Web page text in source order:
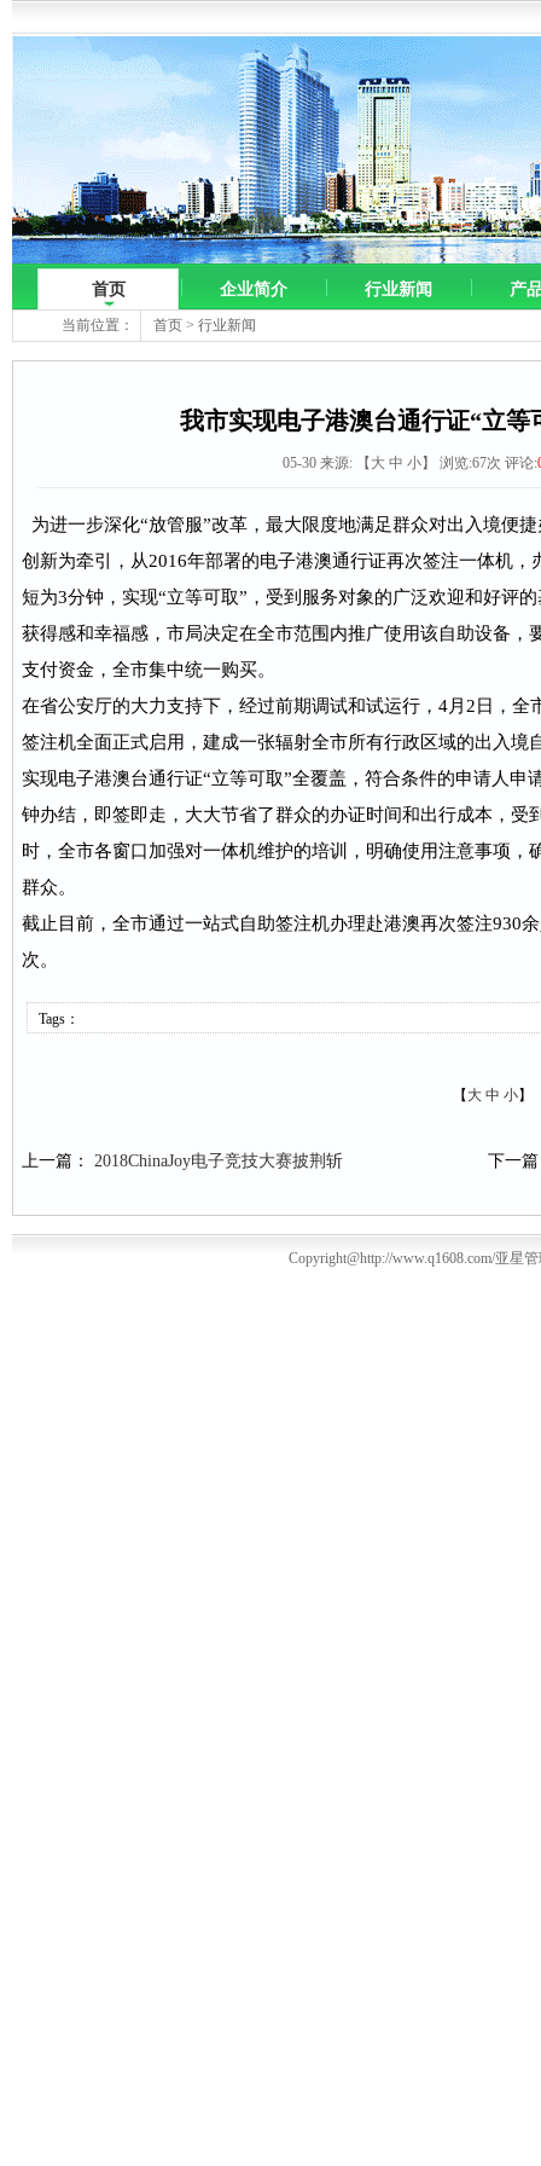
首页 企业简介 行业新闻 产
当前位置： 首页 > 行业新闻
我市实现电子港澳台通行证“立等
05-30 来源: 【 大 中 小】 浏览:67次 评论:
为进一步深化“放管服”改革，最大限度地满足群众对出入境便
创新为牵引，从2016年部署的电子港澳通行证再次签注一体机，
短为3分钟，实现“立等可取”，受到服务对象的广泛欢迎和好评
获得感和幸福感，市局决定在全市范围内推广使用该自助设备，
支付资金，全市集中统一购买。
在省公安厅的大力支持下，经过前期调试和试运行，4月2日，全
签注机全面正式启用，建成一张辐射全市所有行政区域的出入境
实现电子港澳台通行证“立等可取”全覆盖，符合条件的申请人申
钟办结，即签即走，大大节省了群众的办证时间和出行成本，受
时，全市各窗口加强对一体机维护的培训，明确使用注意事项，
群众。
截止目前，全市通过一站式自助签注机办理赴港澳再次签注930
次。
Tags：
【 大 中 小】
上一篇： 2018ChinaJoy电子竞技大赛披荆斩 下一
Copyright@http://www.q1608.com/亚星